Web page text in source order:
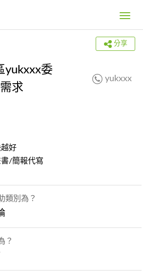
Toggle
分享
yukxxx委
求
yukxxx
好
/簡報代寫
類別為？
？